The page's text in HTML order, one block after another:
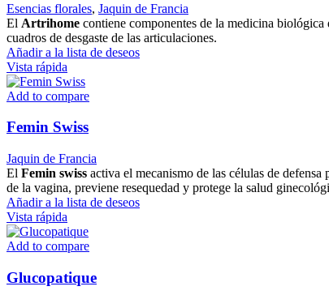
Esencias florales, Jaquin de Francia
El Artrihome contiene componentes de la medicina
cuadros de desgaste de las articulaciones.
Añadir a la lista de deseos
Vista rápida
Add to compare
Femin Swiss
Jaquin de Francia
El Femin swiss activa el mecanismo de las células de
de la vagina, previene resequedad y protege la salud
Añadir a la lista de deseos
Vista rápida
Add to compare
Glucopatique